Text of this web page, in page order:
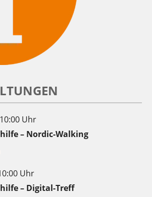
Uhr
– Nordic-Walking
Uhr
– Digital-Treff